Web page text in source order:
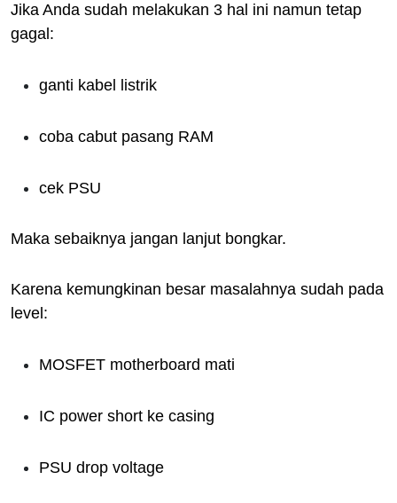
Jika Anda sudah melakukan 3 hal ini namun tetap
gagal:
ganti kabel listrik
coba cabut pasang RAM
cek PSU
Maka sebaiknya jangan lanjut bongkar.
Karena kemungkinan besar masalahnya sudah pada
level:
MOSFET motherboard mati
IC power short ke casing
PSU drop voltage